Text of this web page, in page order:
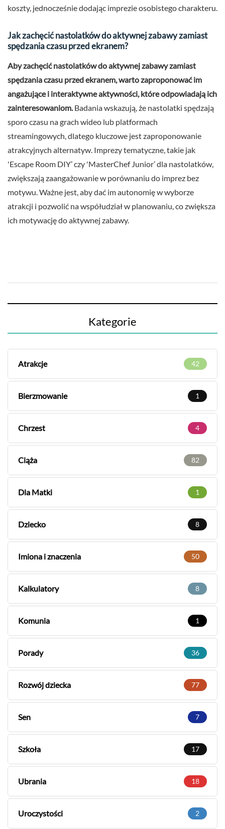
koszty, jednocześnie dodając imprezie osobistego charakteru.
Jak zachęcić nastolatków do aktywnej zabawy zamiast
spędzania czasu przed ekranem?
Aby zachęcić nastolatków do aktywnej zabawy zamiast
spędzania czasu przed ekranem, warto zaproponować im
angażujące i interaktywne aktywności, które odpowiadają ich
zainteresowaniom. Badania wskazują, że nastolatki spędzają
sporo czasu na grach wideo lub platformach
streamingowych, dlatego kluczowe jest zaproponowanie
atrakcyjnych alternatyw. Imprezy tematyczne, takie jak
'Escape Room DIY’ czy 'MasterChef Junior’ dla nastolatków,
zwiększają zaangażowanie w porównaniu do imprez bez
motywu. Ważne jest, aby dać im autonomię w wyborze
atrakcji i pozwolić na współudział w planowaniu, co zwiększa
ich motywację do aktywnej zabawy.
Kategorie
Atrakcje 42
Bierzmowanie 1
Chrzest 4
Ciąża 82
Dla Matki 1
Dziecko 8
Imiona i znaczenia 50
Kalkulatory 8
Komunia 1
Porady 36
Rozwój dziecka 77
Sen 7
Szkoła 17
Ubrania 18
Uroczystości 2